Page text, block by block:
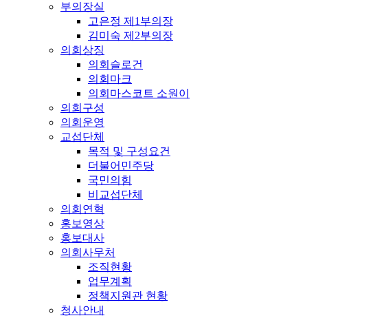
부의장실
고은정 제1부의장
김미숙 제2부의장
의회상징
의회슬로건
의회마크
의회마스코트 소원이
의회구성
의회운영
교섭단체
목적 및 구성요건
더불어민주당
국민의힘
비교섭단체
의회연혁
홍보영상
홍보대사
의회사무처
조직현황
업무계획
정책지원관 현황
청사안내